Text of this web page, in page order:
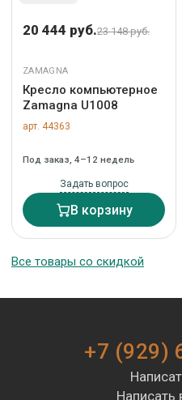
20 444 руб.23 148 руб.
ZAMAGNA
Кресло компьютерное
Zamagna U1008
арт. 44363
Под заказ, 4–12 недель
Задать вопрос
В корзину
Все товары со скидкой
+7 (929)
Написать